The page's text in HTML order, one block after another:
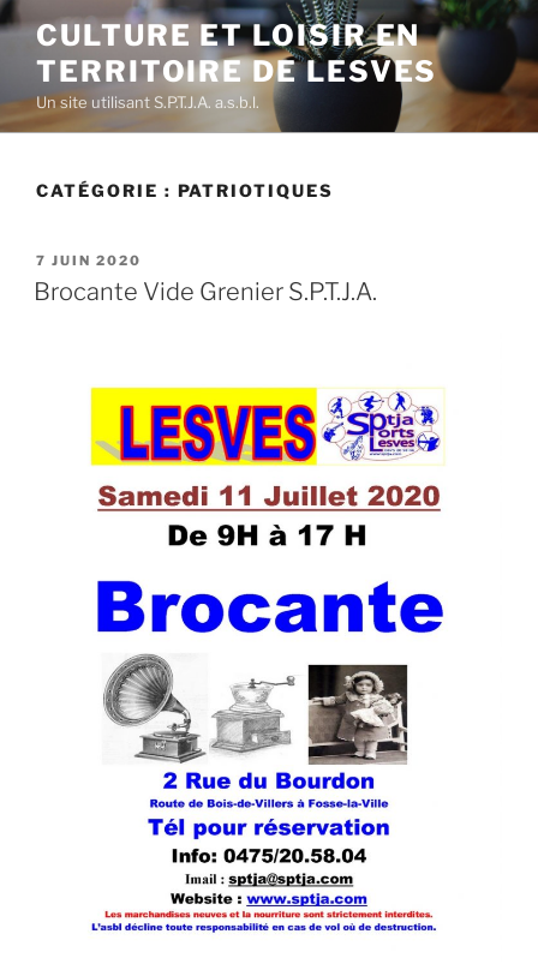
Aller
contenu
principal
CULTURE ET LOISIR EN
TERRITOIRE DE LESVES
Un site utilisant S.P.T.J.A. a.s.b.l.
CATÉGORIE : PATRIOTIQUES
PUBLIÉ
LE
7 JUIN 2020
Brocante Vide Grenier S.P.T.J.A.